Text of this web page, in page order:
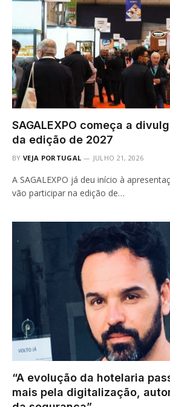
SAGALEXPO começa a
da edição de 2027
BY VEJA PORTUGAL JULHO 21, 2026
A SAGALEXPO já deu início à
vão participar na edição de…
“A evolução da hotelaria
mais pela digitalização,